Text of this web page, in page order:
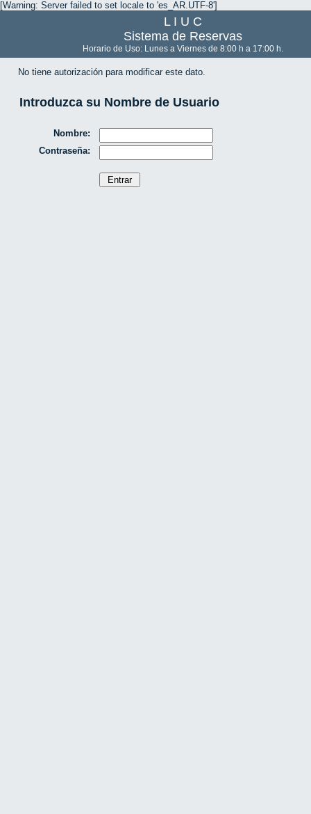
[Warning: Server failed to set locale to 'es_AR.UTF-8']
L I U C
Sistema de Reservas
Horario de Uso: Lunes a Viernes de 8:00 h a 17:00 h.
No tiene autorización para modificar este dato.
Introduzca su Nombre de Usuario
Nombre:
Contraseña: